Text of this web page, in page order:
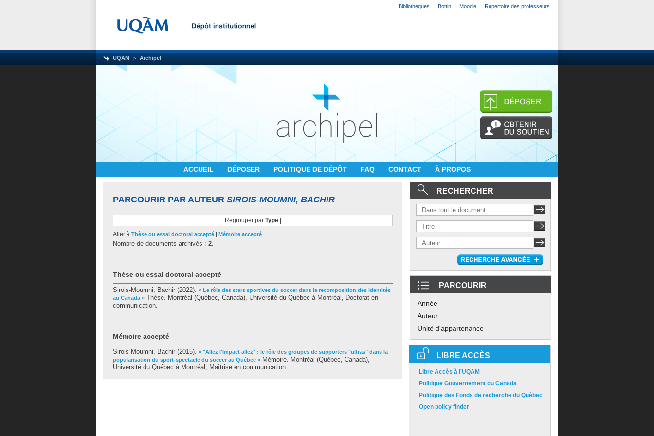
Bibliothèques Bottin Moodle Répertoire des professeurs
UQAM Archipel
ACCUEIL DÉPOSER POLITIQUE DE DÉPÔT FAQ CONTACT À PROPOS
PARCOURIR PAR AUTEUR SIROIS-MOUMNI, BACHIR
Regrouper par Type|
Aller à Thèse ou essai doctoral accepté Mémoire accepté
Nombre de documents archivés : 2.
Thèse ou essai doctoral accepté
Sirois-Moumni, Bachir (2022). « Le rôle des stars sportives du soccer dans la recomposition des identités
au Canada » Thèse. Montréal (Québec, Canada), Université du Québec à Montréal, Doctorat en
communication.
Mémoire accepté
Sirois-Moumni, Bachir (2015). « "Allez l'Impact allez" : le rôle des groupes de supporters "ultras" dans la
popularisation du sport-spectacle du soccer au Québec » Mémoire. Montréal (Québec, Canada),
Université du Québec à Montréal, Maîtrise en communication.
RECHERCHER
PARCOURIR
Année
Auteur
Unité d'appartenance
LIBRE ACCÈS
Libre Accès à l'UQAM
Politique Gouvernement du Canada
Politique des Fonds de recherche du Québec
Open policy finder